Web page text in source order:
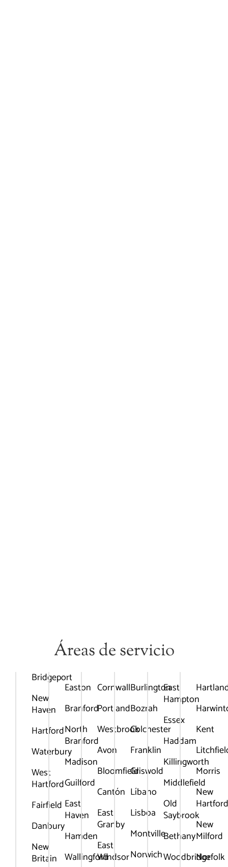
Áreas de servicio
Bridgeport
New
Haven
Hartford
Waterbury
West
Hartford
Fairfield
Danbury
New
Britain
Easton
Branford
North
Branford
Madison
Guilford
East
Haven
Hamden
Wallingford
Cornwall
Portland
Westbrook
Avon
Bloomfield
Cantón
East
Granby
East
Windsor
Burlington
Bozrah
Colchester
Franklin
Griswold
Líbano
Lisboa
Montville
Norwich
East
Hampton
Essex
Haddam
Killingworth
Middlefield
Old
Saybrook
Bethany
Woodbridge
Kent
Morris
New
New
Milford
Norfolk